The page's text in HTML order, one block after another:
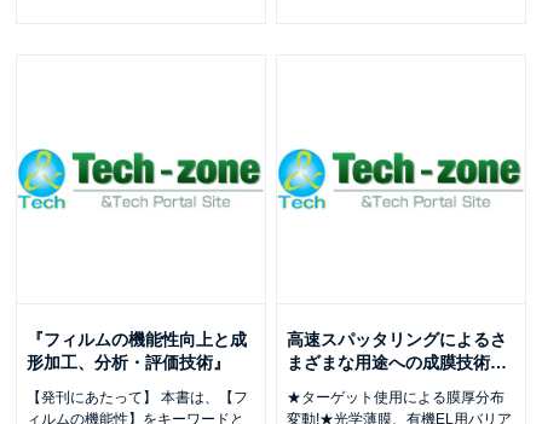
『フィルムの機能性向上と成
形加工、分析・評価技術』
【発刊にあたって】 本書は、【フ
ィルムの機能性】をキーワードと
高速スパッタリングによるさ
まざまな用途への成膜技術…
★ターゲット使用による膜厚分布
変動!★光学薄膜、有機EL用バリア